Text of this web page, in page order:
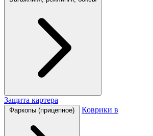
Защита картера
Фаркопы (прицепное) Коврики в